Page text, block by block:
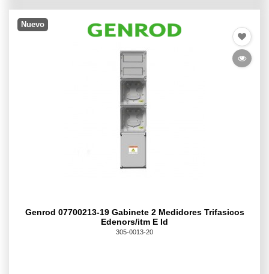
Nuevo
Genrod 07700213-19 Gabinete 2 Medidores Trifasicos
Edenors/itm E Id
305-0013-20